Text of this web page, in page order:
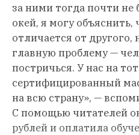
за ними тогда почти не
окей, я могу
отличается от другого,
главную проблему —
постричься. У нас на
сертифицированный
на всю страну», —
С помощью читателей
рублей и оплатила